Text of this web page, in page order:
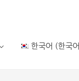
한국어 (한국어